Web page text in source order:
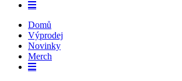
Domů
Výprodej
Novinky
Merch